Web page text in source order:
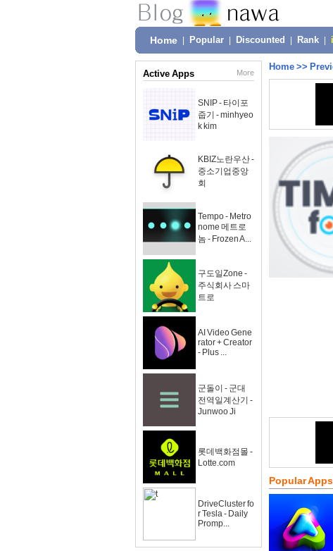
Home Popular Discounted Rank
Active Apps More
SNIP - 타이포
줍기 - minhyeo
k kim
KBIZ노란우산 -
중소기업중앙
회
Tempo - Metro
nome 메트로
놈 - Frozen A...
구도일Zone -
주식회사 스마
트로
AI Video Gene
rator + Creator
- Plus ...
군돌이 - 군대
전역일계산기 -
Junwoo Ji
롯데백화점몰 -
Lotte.com
DriveCluster fo
r Tesla - Daily
Promp...
Home >>
Popular Apps